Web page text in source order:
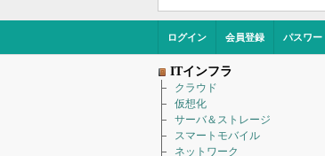
ログイン 会員登録 パスワー
ITインフラ
クラウド
仮想化
サーバ＆ストレージ
スマートモバイル
ネットワーク